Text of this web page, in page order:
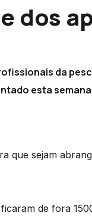
dos
da
esta
que sejam
de fora